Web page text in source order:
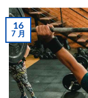
16
7 月